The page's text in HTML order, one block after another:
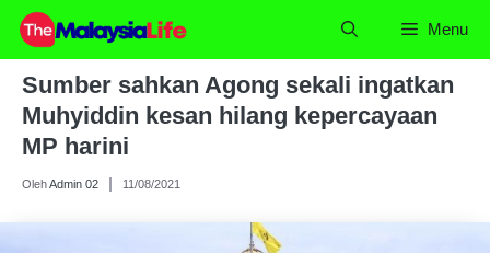
Skip
content
Menu
Sumber sahkan Agong sekali ingatkan
Muhyiddin kesan hilang kepercayaan
MP harini
OlehAdmin 02 11/08/2021